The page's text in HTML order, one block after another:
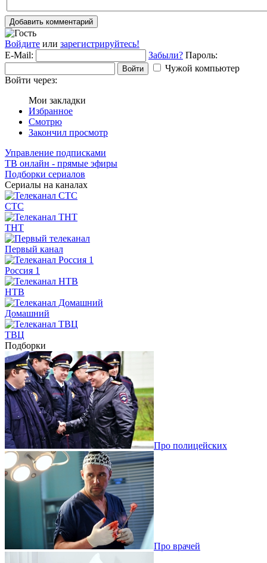
Добавить комментарий
Войдите или зарегистрируйтесь!
E-Mail:
Забыли? Пароль:
Войти
Чужой компьютер
Войти через:
Мои закладки
Избранное
Смотрю
Закончил просмотр
Управление подписками
ТВ онлайн - прямые эфиры
Подборки сериалов
Сериалы на каналах
СТС
ТНТ
Первый канал
Россия 1
НТВ
Домашний
ТВЦ
Подборки
Про полицейских
Про врачей